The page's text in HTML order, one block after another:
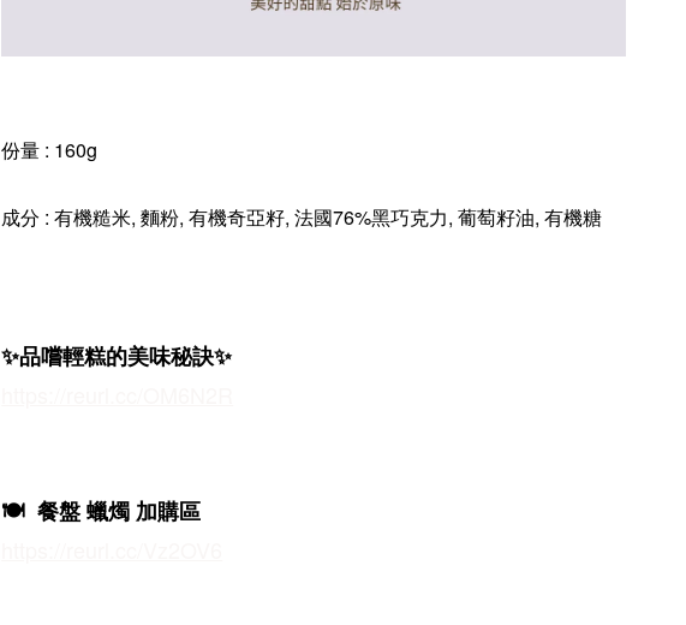
份量 : 160g
成分 : 有機糙米, 麵粉, 有機奇亞籽, 法國76%黑巧克力, 葡萄籽油, 有機糖
✨品嚐輕糕的美味秘訣✨
🍽️ 餐盤 蠟燭 加購區